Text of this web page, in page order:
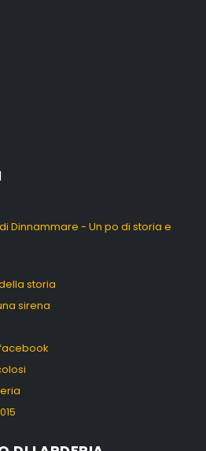
Dinnammare - Un po di storia e
storia
sirena